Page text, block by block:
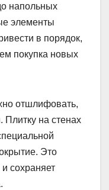
напольных
элементы
в порядок,
покупка новых
отшлифовать,
Плитку на стенах
Это
сохраняет